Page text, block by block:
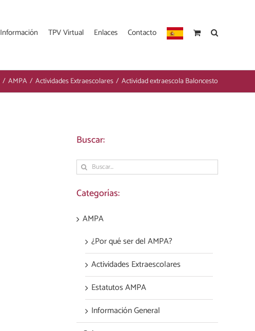
Información TPV Virtual Enlaces Contacto
/ AMPA / Actividades Extraescolares / Actividad extraescola Baloncesto
Buscar:
Buscar:
Categorías:
AMPA
¿Por qué ser del AMPA?
Actividades Extraescolares
Estatutos AMPA
Información General